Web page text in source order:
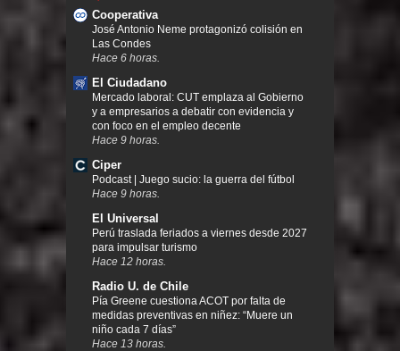
Cooperativa
José Antonio Neme protagonizó colisión en
Las Condes
Hace 6 horas.
El Ciudadano
Mercado laboral: CUT emplaza al Gobierno
y a empresarios a debatir con evidencia y
con foco en el empleo decente
Hace 9 horas.
Ciper
Podcast | Juego sucio: la guerra del fútbol
Hace 9 horas.
El Universal
Perú traslada feriados a viernes desde 2027
para impulsar turismo
Hace 12 horas.
Radio U. de Chile
Pía Greene cuestiona ACOT por falta de
medidas preventivas en niñez: “Muere un
niño cada 7 días”
Hace 13 horas.